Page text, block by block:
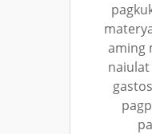
aming
naiulat